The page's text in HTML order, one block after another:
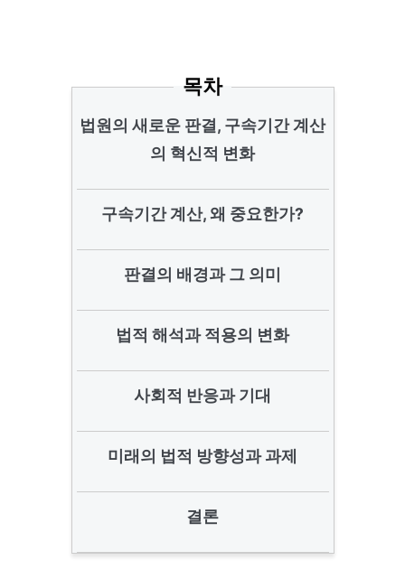
목차
법원의 새로운 판결, 구속기간 계산
의 혁신적 변화
구속기간 계산, 왜 중요한가?
판결의 배경과 그 의미
법적 해석과 적용의 변화
사회적 반응과 기대
미래의 법적 방향성과 과제
결론